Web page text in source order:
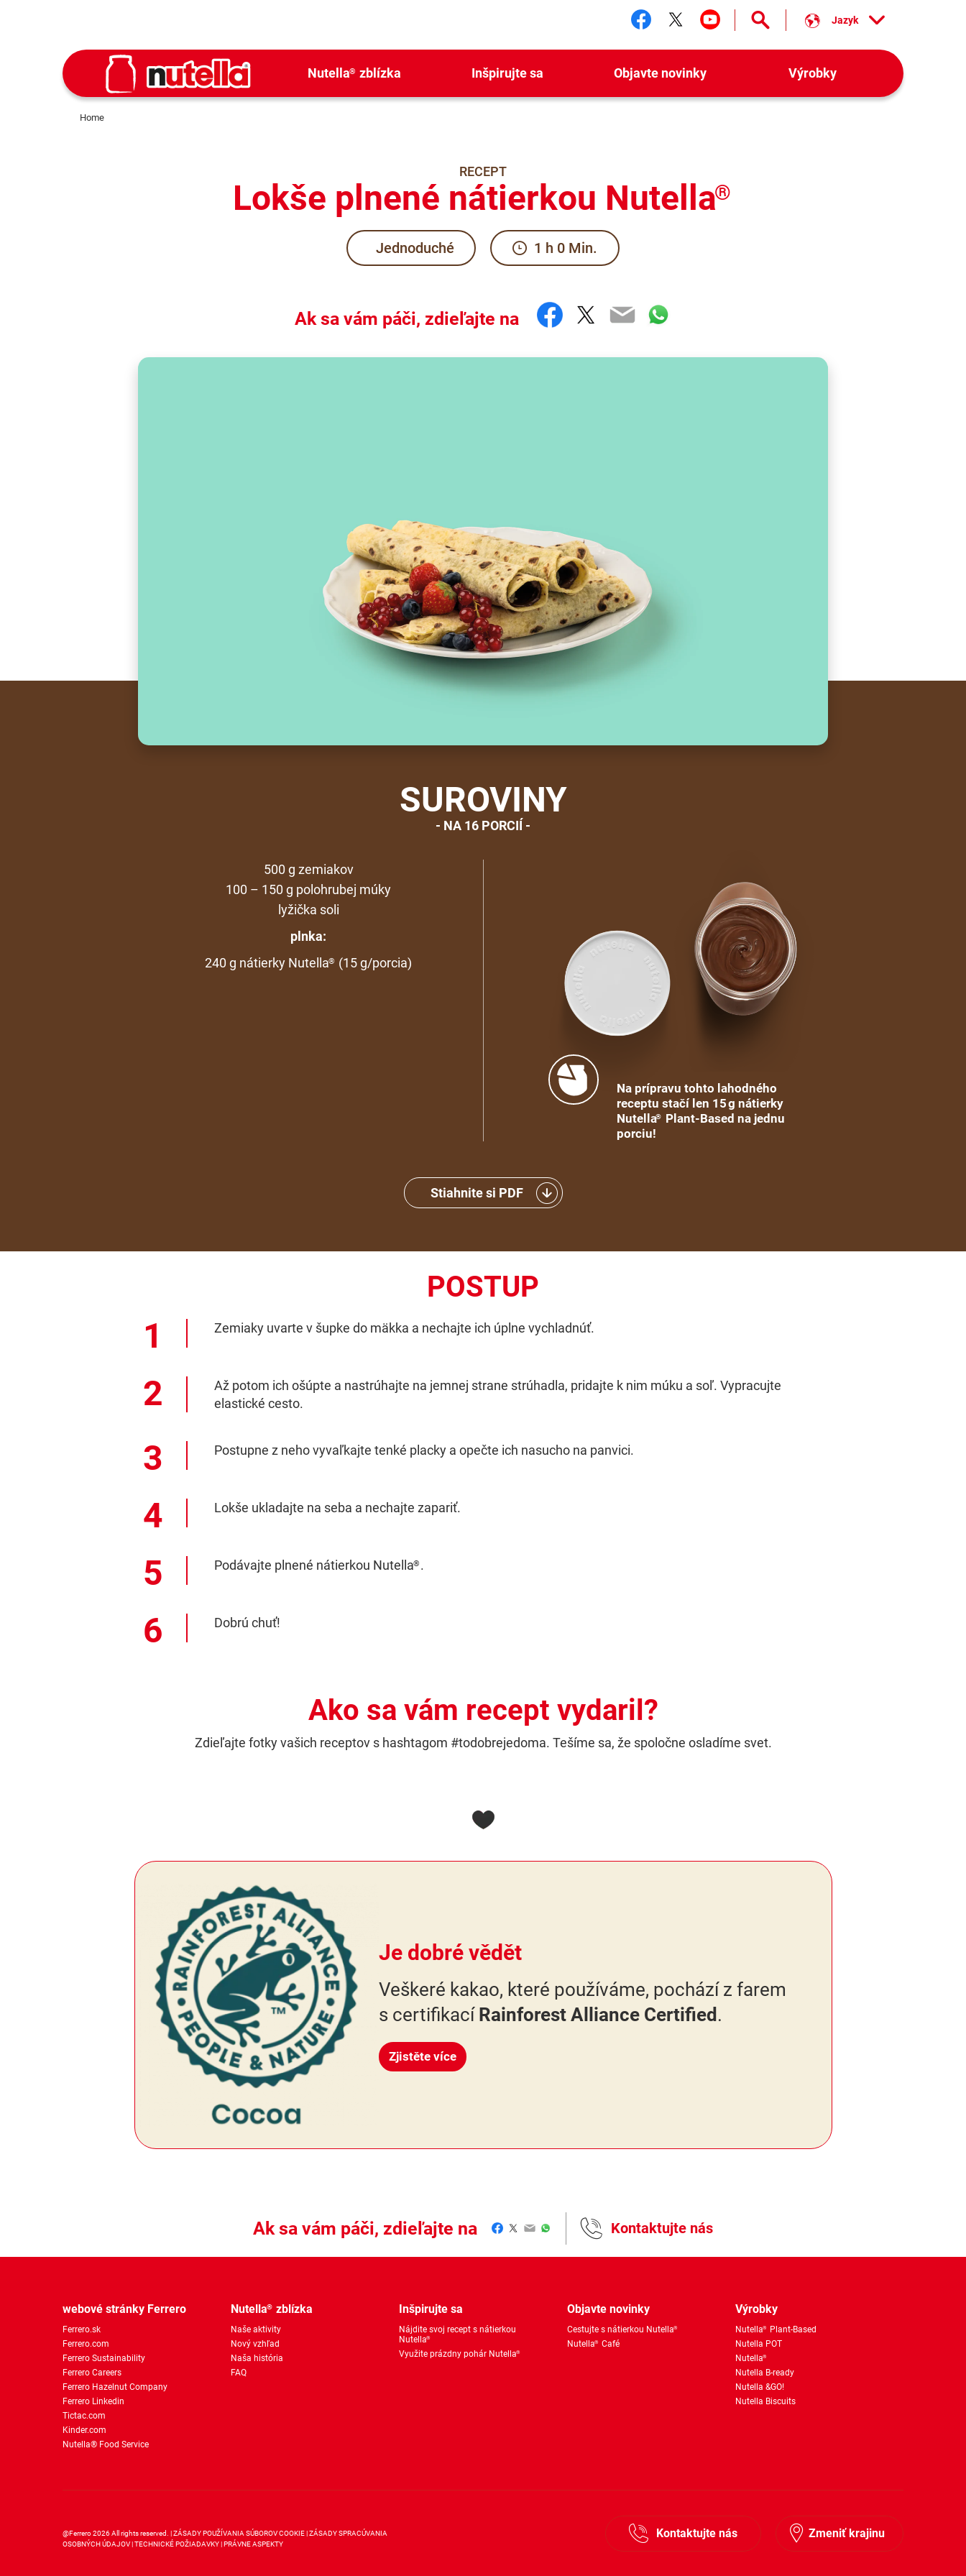
Sledujte nás facebook
Sledujte nás twitter
Sledujte nás youtube
Jazyk
Nutella® zblízka Inšpirujte sa Objavte novinky Výrobky
Home
RECEPT
Lokše plnené nátierkou Nutella®
Jednoduché 1 h 0 Min.
Ak sa vám páči, zdieľajte na Facebook
Twitter
EmailWhatsApp
SUROVINY
NA 16 PORCIÍ
500 g zemiakov
100 – 150 g polohrubej múky
lyžička soli
plnka:
240 g nátierky Nutella® (15 g/porcia)
Na prípravu tohto lahodného
receptu stačí len 15 g nátierky
Nutella®
Plant-Based na jednu
porciu!
Stiahnite si PDF
POSTUP
Zemiaky uvarte v šupke do mäkka a nechajte ich úplne vychladnúť.
Až potom ich ošúpte a nastrúhajte na jemnej strane strúhadla, pridajte k nim múku a soľ. Vypracujte
elastické cesto.
Postupne z neho vyvaľkajte tenké placky a opečte ich nasucho na panvici.
Lokše ukladajte na seba a nechajte zapariť.
Podávajte plnené nátierkou Nutella® .
Dobrú chuť!
Ako sa vám recept vydaril?
Zdieľajte fotky vašich receptov s hashtagom #todobrejedoma. Tešíme sa, že spoločne osladíme svet.
Je dobré vědět
Veškeré kakao, které používáme, pochází z farem
s certifikací Rainforest Alliance Certified .
Zjistěte více
Ak sa vám páči, zdieľajte na Facebook
Twitter
EmailWhatsApp Kontaktujte nás
webové stránky Ferrero
Ferrero.sk
Ferrero.com
Ferrero Sustainability
Ferrero Careers
Ferrero Hazelnut Company
Ferrero Linkedin
Tictac.com
Kinder.com
Nutella® Food Service
Nutella® zblízka
Naše aktivity
Nový vzhľad
Naša história
FAQ
Inšpirujte sa
Nájdite svoj recept s nátierkou
Nutella®
Využite prázdny pohár Nutella®
Objavte novinky
Cestujte s nátierkou Nutella®
Nutella® Café
Výrobky
Nutella® Plant-Based
Nutella POT
Nutella®
Nutella B-ready
Nutella &GO!
Nutella Biscuits
Kontaktujte nás Zmeniť krajinu
@Ferrero 2026 All rights reserved. ZÁSADY POUŽÍVANIA SÚBOROV COOKIE ZÁSADY SPRACÚVANIA
OSOBNÝCH ÚDAJOV TECHNICKÉ POŽIADAVKY PRÁVNE ASPEKTY